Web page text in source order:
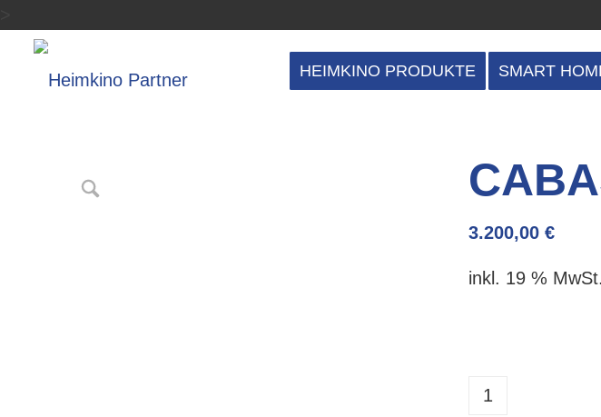
HEIMKINO PRODUKTE SMART
3.200,00€
inkl. 19 % MwSt.